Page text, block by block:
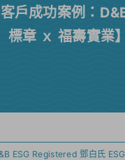
客戶成功案例：
標章 ｘ 福壽實業】
ESG Registered 鄧白氏